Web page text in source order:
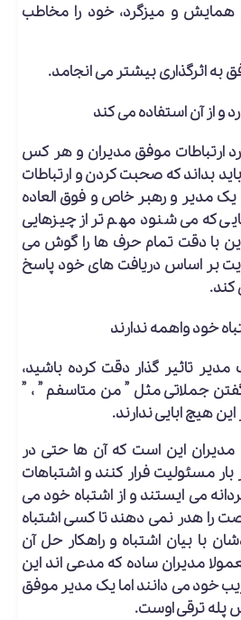
و میزگرد، خود را مخاطب
به اثرگذاری بیشتر می انجامد.
از آن استفاده می کند
ارتباطات موفق مدیران و هر کس
بداند که صحبت کردن و ارتباطات
مدیر و رهبر خاص و فوق العاده
که می شنود مهم تر از چیزهایی
با دقت تمام حرف ها را گوش می
بر اساس دریافت های خود پاسخ
کند.
خود واهمه ندارند
تاثیر گذار دقت کرده باشید،
جملاتی مثل ” من متاسفم ” ، ”
هیچ ابایی ندارند.
این است که آن ها حتی در
بار مسئولیت فرار کنند و اشتباهات
می ایستند و از اشتباه خود می
را هدر نمی دهند تا کسی اشتباه
با بیان اشتباه و راهکار حل آن
مدیران ساده که مدعی اند این
خود می دانند اما یک مدیر موفق
پله ترقی اوست.